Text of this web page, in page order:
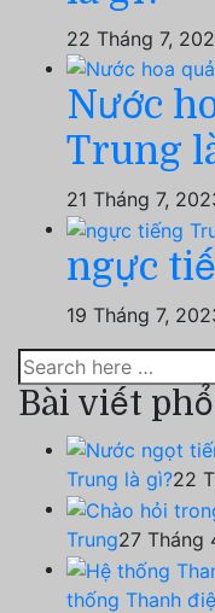
22 Tháng 7,
Nước
Trung
21 Tháng 7,
ngực
19 Tháng 7,
Bài viết
Trung là gì?22
Trung27 Tháng
thống Thanh